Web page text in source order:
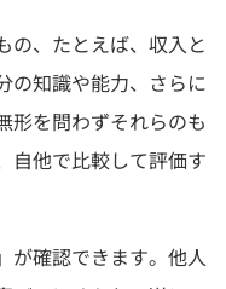
の、たとえば、収入と
の知識や能力、さらに
形を問わずそれらのも
自他で比較して評価す
が確認できます。他人